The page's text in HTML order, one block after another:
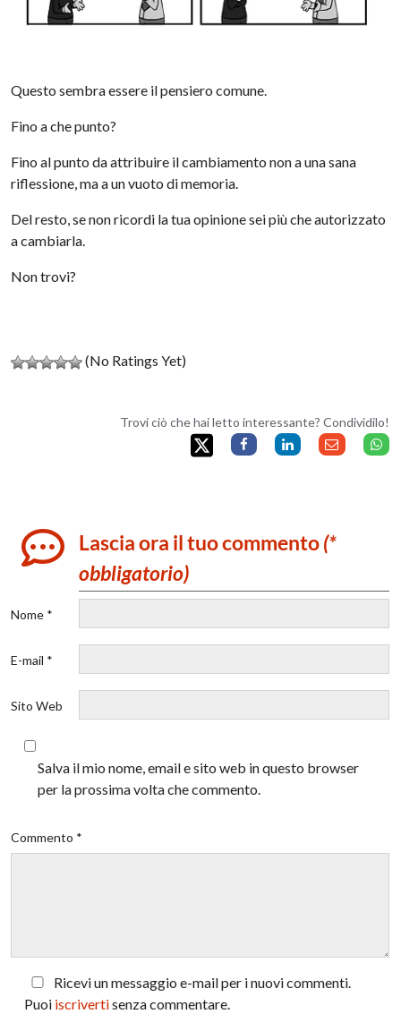
Questo sembra essere il pensiero comune.
Fino a che punto?
Fino al punto da attribuire il cambiamento non a una sana
riflessione, ma a un vuoto di memoria.
Del resto, se non ricordi la tua opinione sei più che autorizzato
a cambiarla.
Non trovi?
(No Ratings Yet)
Trovi ciò che hai letto interessante? Condividilo!
Lascia ora il tuo commento(*
obbligatorio)
Nome *
E-mail *
Sito Web
Salva il mio nome, email e sito web in questo browser
per la prossima volta che commento.
Commento *
Ricevi un messaggio e-mail per i nuovi commenti.
Puoi iscrivertisenza commentare.